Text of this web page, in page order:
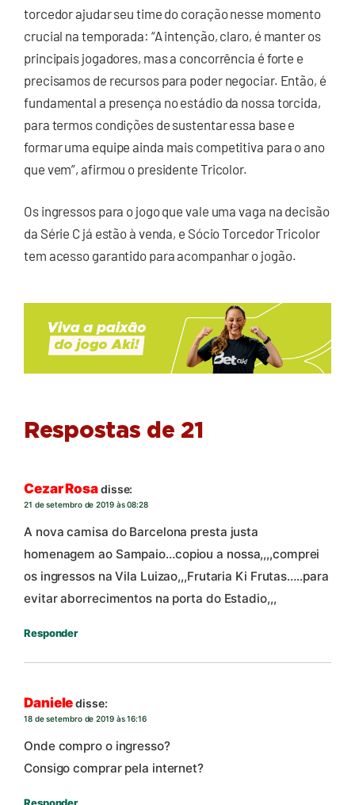
torcedor ajudar seu time do coração nesse momento
crucial na temporada: “A intenção, claro, é manter os
principais jogadores, mas a concorrência é forte e
precisamos de recursos para poder negociar. Então, é
fundamental a presença no estádio da nossa torcida,
para termos condições de sustentar essa base e
formar uma equipe ainda mais competitiva para o ano
que vem”, afirmou o presidente Tricolor.
Os ingressos para o jogo que vale uma vaga na decisão
da Série C já estão à venda, e Sócio Torcedor Tricolor
tem acesso garantido para acompanhar o jogão.
Respostas de 21
Cezar Rosadisse:
21 de setembro de 2019 às 08:28
A nova camisa do Barcelona presta justa
homenagem ao Sampaio…copiou a nossa,,,,comprei
os ingressos na Vila Luizao,,,Frutaria Ki Frutas…..para
evitar aborrecimentos na porta do Estadio,,,
Responder
Danieledisse:
18 de setembro de 2019 às 16:16
Onde compro o ingresso?
Consigo comprar pela internet?
Responder